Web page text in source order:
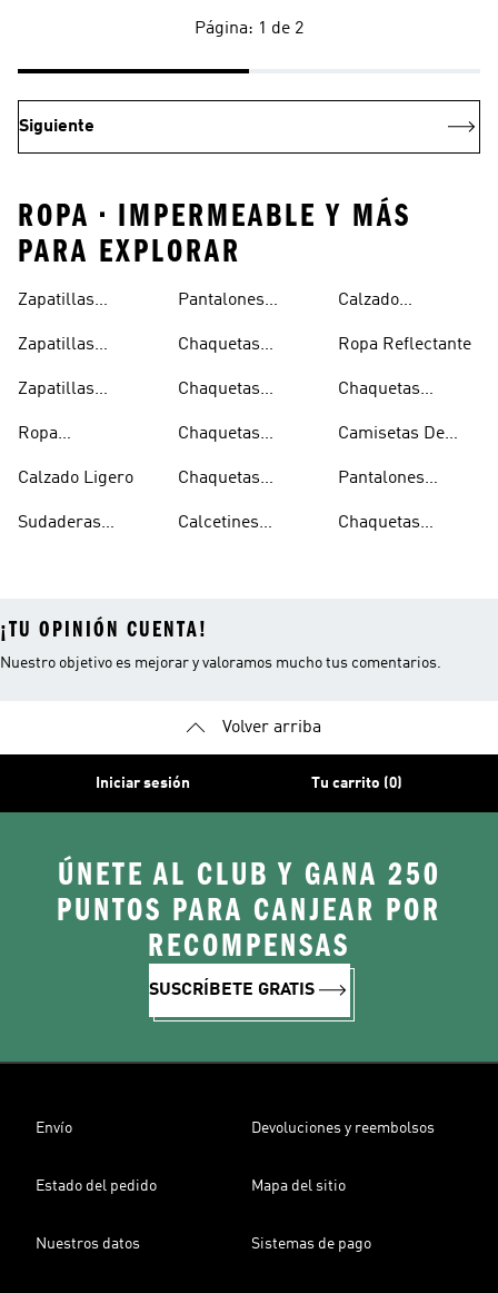
Página: 1 de 2
Siguiente
ROPA • IMPERMEABLE Y MÁS
PARA EXPLORAR
Zapatillas
Mujer
Zapatillas
Hombre
Zapatillas
Niños
Ropa
Calzado Ligero
Sudaderas
Capucha
Pantalones
Ligeros
Chaquetas
Chaquetas
Chaquetas
Hombre
Chaquetas
Mujer
Calcetines
Calzado
Ropa Reflectante
Chaquetas
Camisetas De
Pantalones
Chaquetas
¡TU OPINIÓN CUENTA!
Nuestro objetivo es mejorar y valoramos mucho tus comentarios.
Volver arriba
Iniciar sesión Tu carrito (0)
ÚNETE AL CLUB Y GANA 250
PUNTOS PARA CANJEAR POR
RECOMPENSAS
SUSCRÍBETE GRATIS
Envío Devoluciones y reembolsos
Estado del pedido Mapa del sitio
Nuestros datos Sistemas de pago